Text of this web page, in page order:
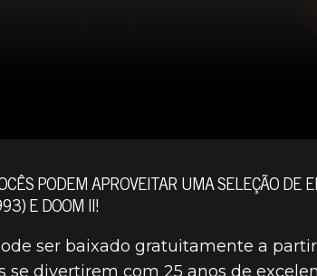
PODEM APROVEITAR UMA SELEÇÃO DE
E DOOM II!
ser baixado gratuitamente a
se divertirem com 25 anos de